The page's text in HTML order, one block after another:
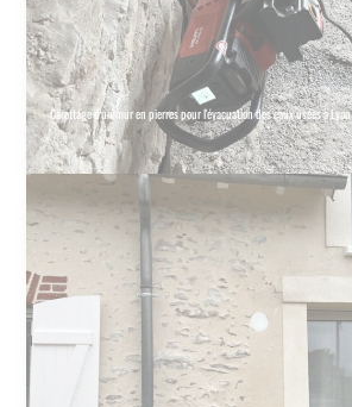
Carottage d'un mur en pierres pour l'évacuation des eaux usées à Lyon